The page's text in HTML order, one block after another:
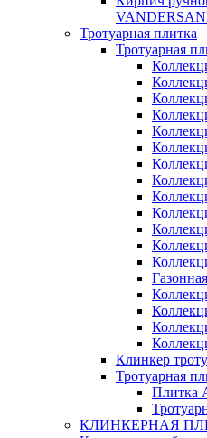
Тротуарная плитка
Тротуарная
Клинкер
Тротуарная
Плитка
КЛИНКЕРНАЯ